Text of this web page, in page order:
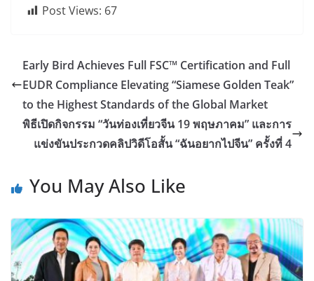
Post Views: 67
Early Bird Achieves Full FSC™ Certification and Full
EUDR Compliance Elevating “Siamese Golden Teak”
to the Highest Standards of the Global Market
พิธีเปิดกิจกรรม “วันท่องเที่ยวจีน 19 พฤษภาคม” และการ
แข่งขันประกวดคลิปวิดีโอสั้น “ฉันอยากไปจีน” ครั้งที่ 4
You May Also Like